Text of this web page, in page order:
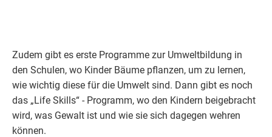
Zudem gibt es erste Programme zur Umweltbildung in
den Schulen, wo Kinder Bäume pflanzen, um zu lernen,
wie wichtig diese für die Umwelt sind. Dann gibt es noch
das „Life Skills“ - Programm, wo den Kindern beigebracht
wird, was Gewalt ist und wie sie sich dagegen wehren
können.